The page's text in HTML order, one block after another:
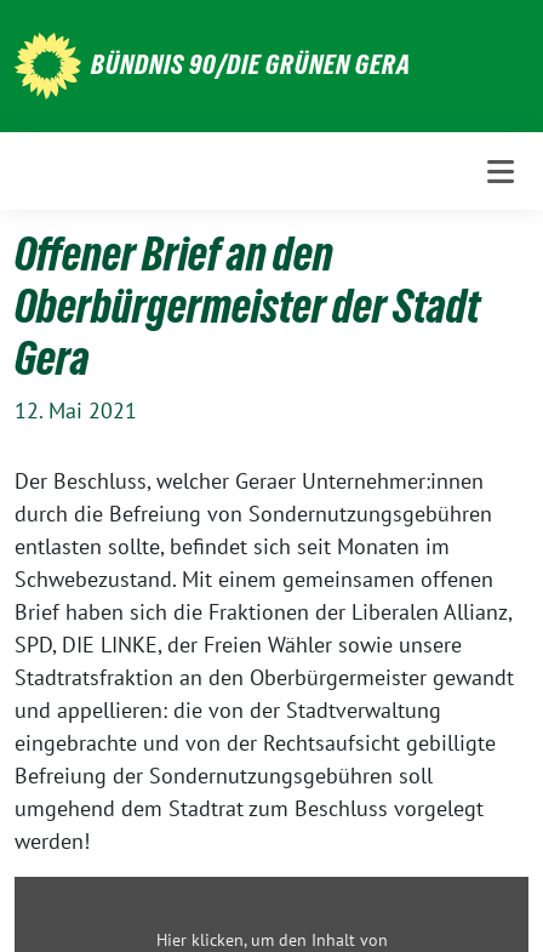
zum
Inhalt
BÜNDNIS 90/DIE GRÜNEN GERA
Offener Brief an den
Oberbürgermeister der Stadt
Gera
12. Mai 2021
Der Beschluss, welcher Geraer Unternehmer:innen
durch die Befreiung von Sondernutzungsgebühren
entlasten sollte, befindet sich seit Monaten im
Schwebezustand. Mit einem gemeinsamen offenen
Brief haben sich die Fraktionen der Liberalen Allianz,
SPD, DIE LINKE, der Freien Wähler sowie unsere
Stadtratsfraktion an den Oberbürgermeister gewandt
und appellieren: die von der Stadtverwaltung
eingebrachte und von der Rechtsaufsicht gebilligte
Befreiung der Sondernutzungsgebühren soll
umgehend dem Stadtrat zum Beschluss vorgelegt
werden!
wordpress02.gcms.verdigado.netHier klicken, um den Inhalt von